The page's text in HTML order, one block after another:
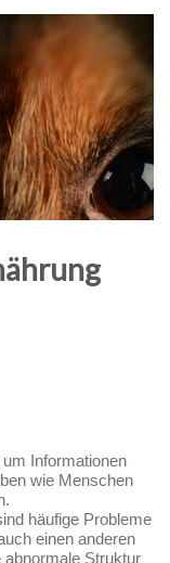
Informationen
wie Menschen
häufige Probleme
einen anderen
abnormale Struktur